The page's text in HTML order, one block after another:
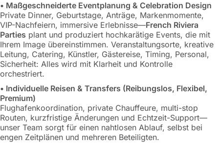
• Maßgeschneiderte Eventplanung & Celebration Design
Private Dinner, Geburtstage, Anträge, Markenmomente,
VIP-Nachfeiern, immersive Erlebnisse—French Riviera
Parties plant und produziert hochkarätige Events, die mit
Ihrem Image übereinstimmen. Veranstaltungsorte, kreative
Leitung, Catering, Künstler, Gästereise, Timing, Personal,
Sicherheit: Alles wird mit Klarheit und Kontrolle
orchestriert.
• Individuelle Reisen & Transfers (Reibungslos, Flexibel,
Premium)
Flughafenkoordination, private Chauffeure, multi-stop
Routen, kurzfristige Änderungen und Echtzeit-Support—
unser Team sorgt für einen nahtlosen Ablauf, selbst bei
engen Zeitplänen und mehreren Beteiligten.